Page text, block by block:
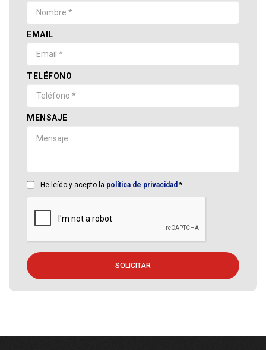
EMAIL
TELÉFONO
MENSAJE
He leído y acepto la política de privacidad *
SOLICITAR